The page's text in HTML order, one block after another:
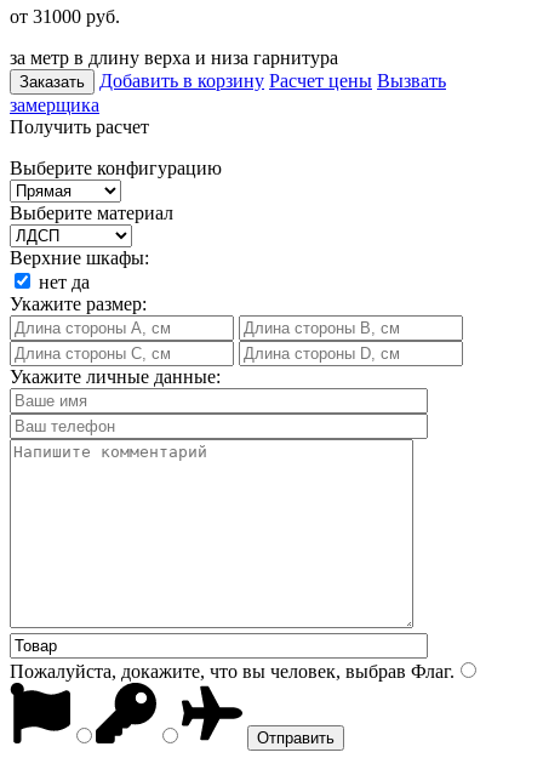
от 31000 руб.
за метр в длину верха и низа гарнитура
Заказать Добавить в корзину Расчет цены Вызвать
замерщика
Получить расчет
Выберите конфигурацию
Выберите материал
Верхние шкафы:
нет да
Укажите размер:
Укажите личные данные:
Пожалуйста, докажите, что вы человек, выбрав Флаг.